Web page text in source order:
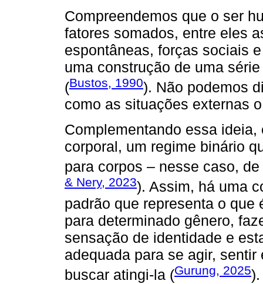
Compreendemos que o ser
fatores somados, entre eles
espontâneas, forças sociais
uma construção de uma
(Bustos, 1990). Não podemos
como as situações externas
Complementando essa
corporal, um regime binário
para corpos – nesse caso,
& Nery, 2023). Assim, há uma
padrão que representa o
para determinado gênero,
sensação de identidade e
adequada para se agir,
buscar atingi-la (Gurung, 2025).